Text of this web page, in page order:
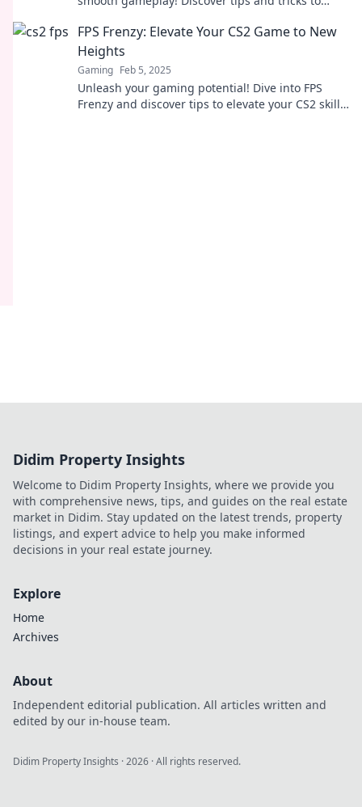
FPS Frenzy: Elevate Your CS2 Game to New
Heights
Gaming Feb 5, 2025
Unleash your gaming potential! Dive into FPS
Frenzy and discover tips to elevate your CS2 skills
Didim Property Insights
Welcome to Didim Property Insights, where we provide you
with comprehensive news, tips, and guides on the real estate
market in Didim. Stay updated on the latest trends, property
listings, and expert advice to help you make informed
decisions in your real estate journey.
Explore
Home
Archives
About
Independent editorial publication. All articles written and
edited by our in-house team.
Didim Property Insights ·2026 · All rights reserved.